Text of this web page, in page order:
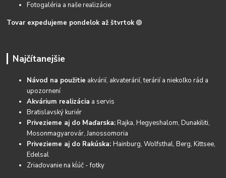
Fotogaléria a naše realizácie
Tovar expedujeme pondelok až štvrtok 🟢
Najčítanejšie
Návod na použitie akvárií, akvaterárií, terárií a niekoľko rád a
upozornení
Akvárium realizácia a servis
Bratislavský kuriér
Privezieme aj do Maďarska:Rajka, Hegyeshalom, Dunakiliti,
Mosonmagyarovár, Janossomoria
Privezieme aj do Rakúska:Hainburg, Wolfsthal, Berg, Kittsee,
Edelsal
Zriaďovanie na kĺúč - fotky